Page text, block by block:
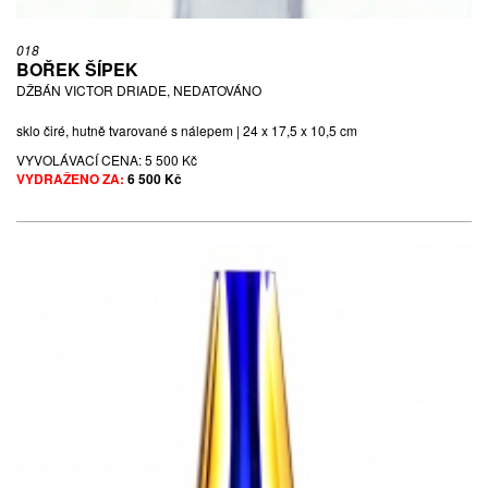
018
BOŘEK ŠÍPEK
DŽBÁN VICTOR DRIADE, NEDATOVÁNO
sklo čiré, hutně tvarované s nálepem | 24 x 17,5 x 10,5 cm
VYVOLÁVACÍ CENA:5 500 Kč
VYDRAŽENO ZA: 6 500 Kč